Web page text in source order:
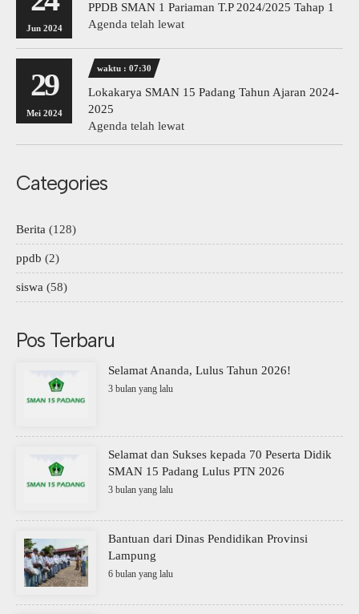
Jun 2024
PPDB SMAN 1 Pariaman T.P 2024/2025 Tahap 1
Agenda telah lewat
29
Mei 2024
waktu : 07:30
Lokakarya SMAN 15 Padang Tahun Ajaran 2024-
2025
Agenda telah lewat
Categories
Berita (128)
ppdb (2)
siswa (58)
Pos Terbaru
Selamat Ananda, Lulus Tahun 2026!
3 bulan yang lalu
Selamat dan Sukses kepada 70 Peserta Didik
SMAN 15 Padang Lulus PTN 2026
3 bulan yang lalu
Bantuan dari Dinas Pendidikan Provinsi
Lampung
6 bulan yang lalu